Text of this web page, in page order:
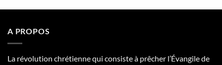
A PROPOS
La révolution chrétienne qui consiste à prêcher l’Évangile de